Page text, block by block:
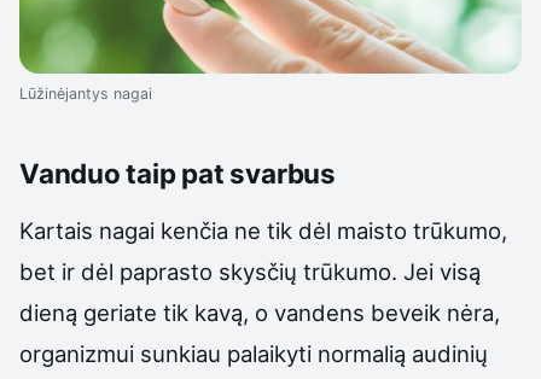
Lūžinėjantys nagai
Vanduo taip pat svarbus
Kartais nagai kenčia ne tik dėl maisto trūkumo,
bet ir dėl paprasto skysčių trūkumo. Jei visą
dieną geriate tik kavą, o vandens beveik nėra,
organizmui sunkiau palaikyti normalią audinių